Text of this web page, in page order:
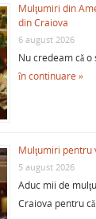
Mulţumiri din
din Craiova
6 august 2026
Nu credeam că o
în continuare »
Mulţumiri pentru
5 august 2026
Aduc mii de
Craiova pentru